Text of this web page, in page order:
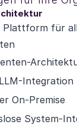
Plattform für
Integration
On-Premise
System-